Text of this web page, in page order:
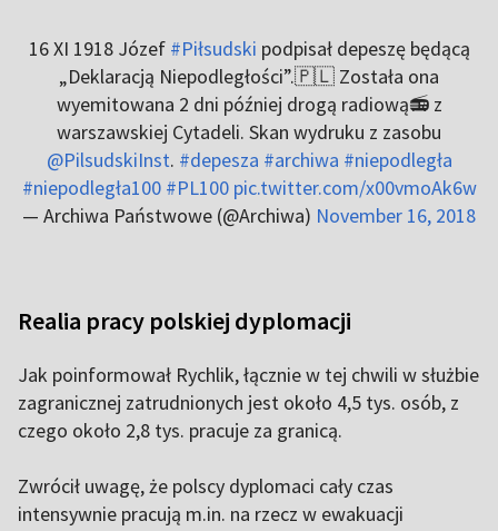
16 XI 1918 Józef #Piłsudski podpisał depeszę będącą
„Deklaracją Niepodległości”.🇵🇱 Została ona
wyemitowana 2 dni później drogą radiową📻 z
warszawskiej Cytadeli. Skan wydruku z zasobu
@PilsudskiInst. #depesza #archiwa #niepodległa
#niepodległa100 #PL100 pic.twitter.com/x00vmoAk6w
— Archiwa Państwowe (@Archiwa) November 16, 2018
Realia pracy polskiej dyplomacji
Jak poinformował Rychlik, łącznie w tej chwili w służbie
zagranicznej zatrudnionych jest około 4,5 tys. osób, z
czego około 2,8 tys. pracuje za granicą.
Zwrócił uwagę, że polscy dyplomaci cały czas
intensywnie pracują m.in. na rzecz w ewakuacji